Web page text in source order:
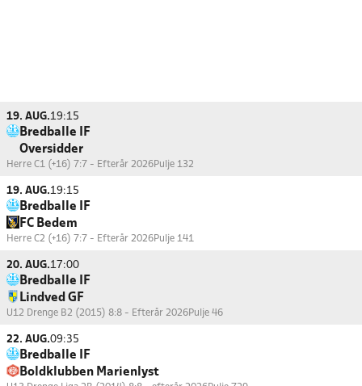
19. AUG.19:15
Bredballe IF
Oversidder
Herre C1 (+16) 7:7 - Efterår 2026Pulje 132
19. AUG.19:15
Bredballe IF
FC Bedem
Herre C2 (+16) 7:7 - Efterår 2026Pulje 141
20. AUG.17:00
Bredballe IF
Lindved GF
U12 Drenge B2 (2015) 8:8 - Efterår 2026Pulje 46
22. AUG.09:35
Bredballe IF
Boldklubben Marienlyst